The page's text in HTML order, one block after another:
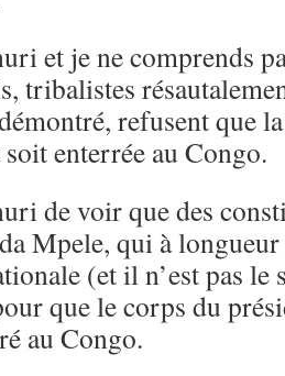
et je ne comprends
tribalistes
refusent que
enterrée au Congo.
de voir que des
Mpele, qui à longueur
(et il n’est pas le
que le corps du
au Congo.